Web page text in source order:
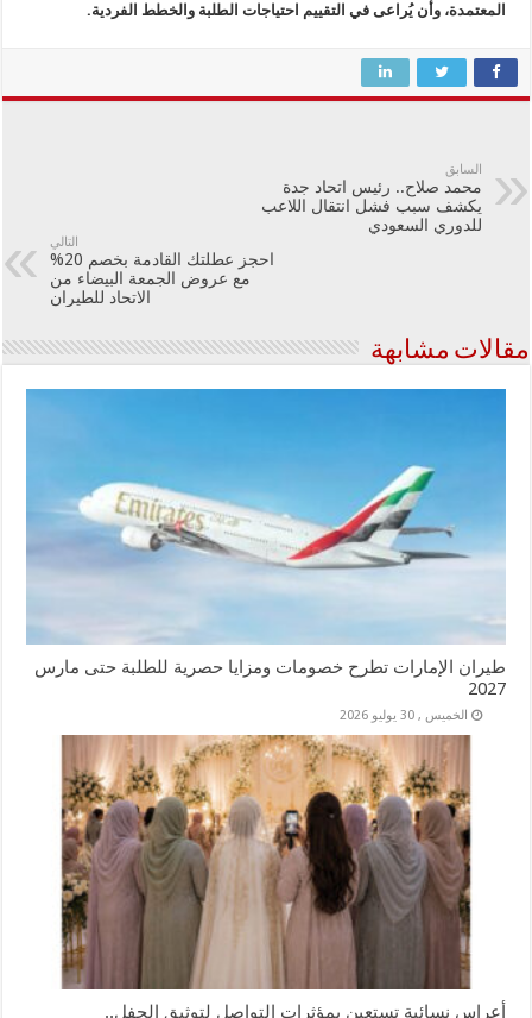
المعتمدة، وأن يُراعى في التقييم احتياجات الطلبة والخطط الفردية.
السابق
محمد صلاح.. رئيس اتحاد جدة
يكشف سبب فشل انتقال اللاعب
للدوري السعودي
التالي
احجز عطلتك القادمة بخصم 20%
مع عروض الجمعة البيضاء من
الاتحاد للطيران
مقالات مشابهة
طيران الإمارات تطرح خصومات ومزايا حصرية للطلبة حتى مارس
2027
الخميس , 30 يوليو 2026
أعراس نسائية تستعين بمؤثرات التواصل لتوثيق الحفل..